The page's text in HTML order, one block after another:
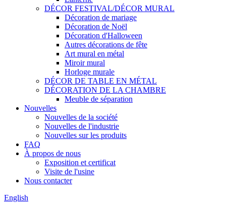
DÉCOR FESTIVAL/DÉCOR MURAL
Décoration de mariage
Décoration de Noël
Décoration d'Halloween
Autres décorations de fête
Art mural en métal
Miroir mural
Horloge murale
DÉCOR DE TABLE EN MÉTAL
DÉCORATION DE LA CHAMBRE
Meuble de séparation
Nouvelles
Nouvelles de la société
Nouvelles de l'industrie
Nouvelles sur les produits
FAQ
À propos de nous
Exposition et certificat
Visite de l'usine
Nous contacter
English